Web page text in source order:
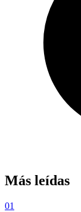
Más leídas
01